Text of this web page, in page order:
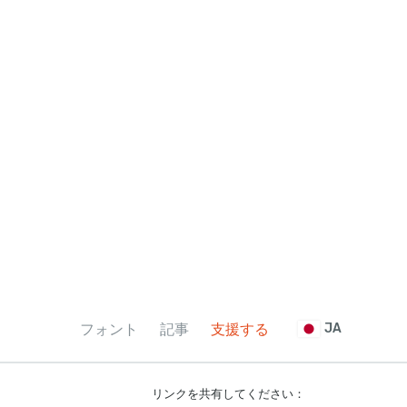
フォント 記事 支援する JA
リンクを共有してください：